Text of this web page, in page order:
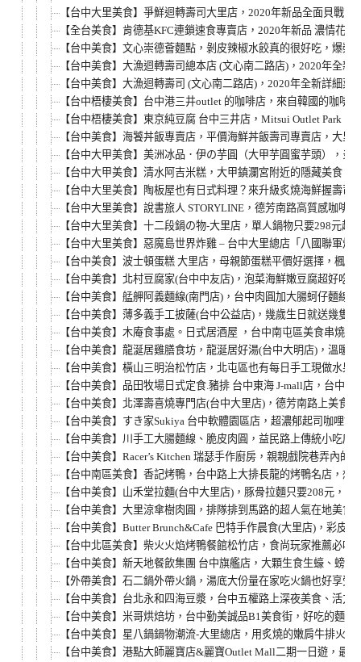
【台中大里美食】爭鮮迴轉壽司大里店，2020年新品全面貝戰
【全台美食】肯德基KFC連鎖速食專賣店，2020年新品 濃情花
【台中美食】文心崇德薈麵點，剝皮辣椒水餃真的很好吃，爆
【台中美食】大漁迴轉壽司總本店 (文心南二路店)，2020年全
【台中美食】大漁迴轉壽司 (文心南二路店)，2020年全新詳細
【台中梧棲美食】台中港三井outlet 的咖啡店，來自韓國的咖啡
【台中梧棲美食】東京純豆腐 台中三井店，Mitsui Outlet Park
【台中美食】海饕丼飯專賣店，平價海鮮丼飯壽司專賣店，大
【台中大甲美食】美洲冰品．伊の芋圓（大甲芋圓蜜芋頭），
【台中大甲美食】清水阿吉米糕，大甲鎮瀾宮附近的隱藏美食
【台中大里美食】陶板屋也有日式料理？來升級炙燒海鮮握壽
【台中大里美食】說書旅人 STORYLINE，德芳南路高質感咖
【台中大里美食】十二段鍋の物-大里店，單人鍋物只要298元
【台中大里美食】惡魔島世界炸雞 – 台中大里總店「八國聯軍
【台中美食】波士頓蛋糕 大里店，母親節蛋糕平價好選擇，楓
【台中美食】北村豆腐家(台中中友店)，泡菜海鮮嫩豆腐超好
【台中美食】艋舺阿義麵線(南門店)，台中肉圓加大腸蚵仔麵
【台中美食】薄多義手工披薩(台中公益店)，幾歲生日就送幾
【台中美食】木庵食事處。日式居酒屋 ，台中南屯區美食串燒
【台中美食】龍涎居雞膳食坊，龍涎居好湯(台中大明店)，溫
【台中美食】橫山三明治松竹店，北屯區也有每日手工現做水
【台中美食】品田牧場日式定食.豬排 台中東海 J-mall店，台中
【台中美食】北澤壽喜燒專門店(台中大里店)，德芳南路上美
【台中美食】すき家Sukiya 台中軟體園區店，超濃郁起司咖哩
【台中美食】川手工大腸麵線、脆皮肉圓，益民路上傳統小吃
【台中美食】Racer’s Kitchen 瑞瑟手作廚房，親親戲院巷弄內
【台中南區美食】香記烤鴨，台中路上大排長龍的烤鴨名店，
【台中美食】山禾堂拉麵(台中大里店)，豚骨拉麵只要208元，
【台中美食】大里涼傘樹肉圓，排隊排到馬路的超人氣在地美
【台中美食】Butter Brunch&Cafe 巴特手作晨食(大里店)，彩
【台中北區美食】柴火火焰烤鴨餐館松竹店，食尚玩家推薦必
【台中美食】新天地餐飲集團 台中旗艦店，大顆生食生蠔、螃
【外帶美食】石二鍋外帶火鍋，湯底大份量在家吃火鍋也好享
【台中美食】台北永和四海豆漿，台中五權路上深夜美食、活
【台中美食】米哥烘焙坊，台中勤美誠品B1美食街，好吃的麵
【台中美食】星八鍋鍋物潮流-大里總店，用炙燒的嫩肩牛排火
【台中美食】港點大師麗寶店&麗寶Outlet Mall二期一日遊，最